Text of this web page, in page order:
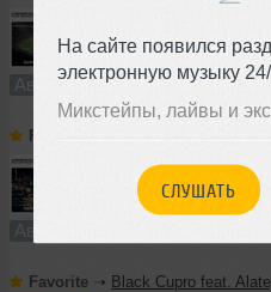
На сайте появился
электронную музыку
Микстейпы, лайвы и
СЛУШАТЬ
3:27 1318 раз 50
Авторский трек В
Favorite
1504 раза
Авторский трек
Favorite ➝ Black Cupro feat. Alateya - #ГУЛЯЙВАСЯ (DJ